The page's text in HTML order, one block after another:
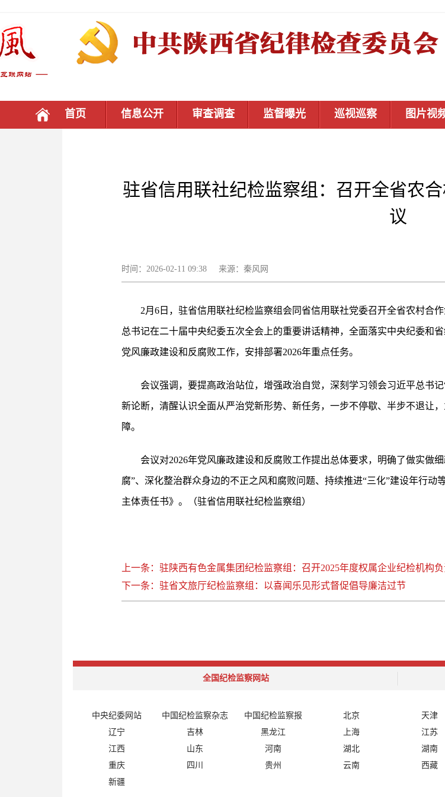
首页 信息公开 审查调查 监督曝光 巡视巡察 图片视
驻省信用联社纪检监察组：召开全省农
议
时间：2026-02-11 09:38 来源：秦风网
2月6日，驻省信用联社纪检监察组会同省信用联社党委召开全省农村合
总书记在二十届中央纪委五次全会上的重要讲话精神，全面落实中央纪委和
党风廉政建设和反腐败工作，安排部署2026年重点任务。
会议强调，要提高政治站位，增强政治自觉，深刻学习领会习近平总书
新论断，清醒认识全面从严治党新形势、新任务，一步不停歇、半步不退让
障。
会议对2026年党风廉政建设和反腐败工作提出总体要求，明确了做实做
腐”、深化整治群众身边的不正之风和腐败问题、持续推进“三化”建设年行
主体责任书》。（驻省信用联社纪检监察组）
上一条：驻陕西有色金属集团纪检监察组：召开2025年度权属企业纪检机构
下一条：驻省文旅厅纪检监察组：以喜闻乐见形式督促倡导廉洁过节
全国纪检监察网站
中央纪委网站 中国纪检监察杂志 中国纪检监察报 北京 天津
辽宁
吉林 黑龙江 上海 江苏
江西
山东 河南 湖北 湖南
重庆
四川 贵州 云南 西藏
新疆